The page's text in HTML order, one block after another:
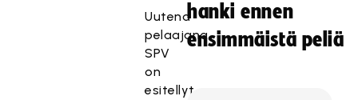
Uutena
pelaajana
SPV
on
esitellyt
hanki ennen
ensimmäistä peliä